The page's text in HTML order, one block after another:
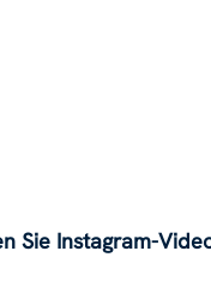
Sie Instagram-